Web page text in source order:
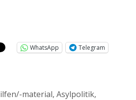
WhatsApp
Telegram
material, Asylpolitik,